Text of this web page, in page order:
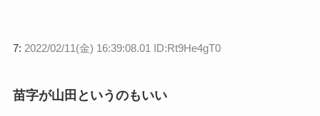
7: 2022/02/11(金) 16:39:08.01 ID:Rt9He4gT0
苗字が山田というのもいい